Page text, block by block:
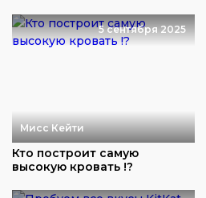
5 сентября 2025
Мисс Кейти
Кто построит самую
высокую кровать !?